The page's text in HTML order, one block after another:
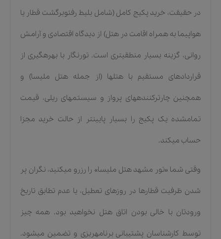
در حقیقت، خرید پکیج کامل (شامل بلیط رفتوبرگشت قطار یا
هواپیما به همراه اقامت در هتل) از دیدگاه اقتصادی و آرامش
روانی، گزینه بسیار منطقیتری است. تورنگار با بهرهگیری از
قراردادهای مستقیم با هتلها (از جمله هتل ملیسا) و
همچنین چارترکنندههای پرواز و سیستمهای ریلی، قیمت
تمامشده یک پکیج را بسیار پایینتر از حالت خرید مجزا
حساب میکند.
وقتی شما «تور مشهد هتل ملیسا» را رزرو میکنید، نگران پر
شدن ظرفیت قطارها در روزهای تعطیل، یا عدم تطابق تاریخ
ورودتان با خالی بودن اتاق هتل نخواهید بود. همه چیز
توسط کارشناسان پشتیبانی برنامهریزی و تضمین میشود.